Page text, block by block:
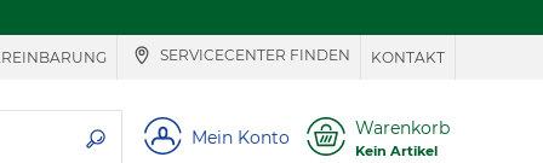
SERVICECENTER FINDEN KONTAKT
Mein Konto Warenkorb
Kein Artikel